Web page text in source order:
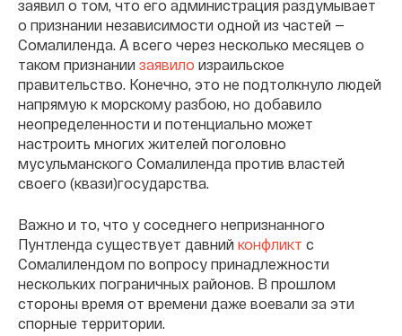
заявил о том, что его администрация раздумывает
о признании независимости одной из частей —
Сомалиленда. А всего через несколько месяцев о
таком признании заявило израильское
правительство. Конечно, это не подтолкнуло людей
напрямую к морскому разбою, но добавило
неопределенности и потенциально может
настроить многих жителей поголовно
мусульманского Сомалиленда против властей
своего (квази)государства.
Важно и то, что у соседнего непризнанного
Пунтленда существует давний конфликт с
Сомалилендом по вопросу принадлежности
нескольких пограничных районов. В прошлом
стороны время от времени даже воевали за эти
спорные территории.